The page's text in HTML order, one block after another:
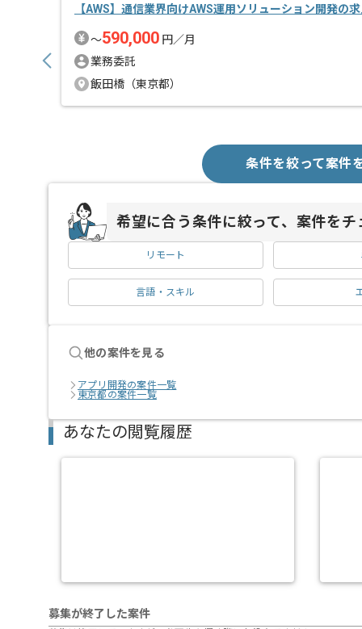
【AWS】通信業界向けAWS運用ソリューション開発の
〜590,000 円／月
業務委託
飯田橋（東京都）
条件を絞って案件
希望に合う条件に絞って、案件をチ
リモート
言語・スキル
他の案件を見る
アプリ開発の案件一覧
東京都の案件一覧
あなたの閲覧履歴
募集が終了した案件